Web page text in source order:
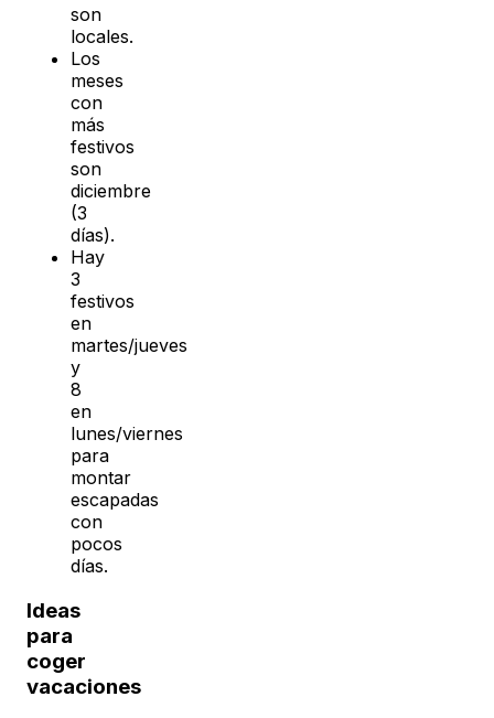
son
locales.
Los
meses
con
más
festivos
son
diciembre
(3
días).
Hay
3
festivos
en
martes/jueves
y
8
en
lunes/viernes
para
montar
escapadas
con
pocos
días.
Ideas
para
coger
vacaciones